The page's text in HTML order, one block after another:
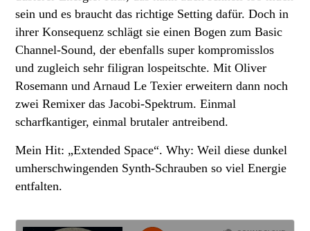
sein und es braucht das richtige Setting dafür. Doch in
ihrer Konsequenz schlägt sie einen Bogen zum Basic
Channel-Sound, der ebenfalls super kompromisslos
und zugleich sehr filigran lospeitschte. Mit Oliver
Rosemann und Arnaud Le Texier erweitern dann noch
zwei Remixer das Jacobi-Spektrum. Einmal
scharfkantiger, einmal brutaler antreibend.
Mein Hit: „Extended Space“. Why: Weil diese dunkel
umherschwingenden Synth-Schrauben so viel Energie
entfalten.